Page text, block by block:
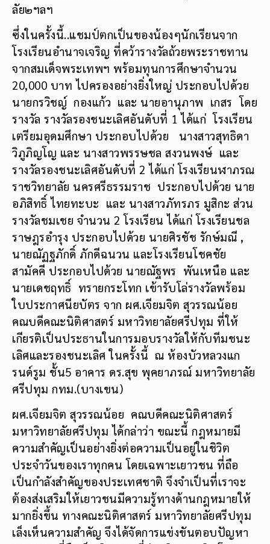
ลัย๒ฯลฯ
ซึ่งในครั้งนี้..แชมป์ตกเป็นของน้องๆนักเรียนจาก
โรงเรียนอำนาจเจริญ ที่คว้ารางวัลถ้วยพระราชทาน
จากสมเด็จพระเทพฯ พร้อมทุนการศึกษาจำนวน
20,000 บาท ไปครองอย่างยิ่งใหญ่ ประกอบไปด้วย
นายกรวิชญ์ กองแก้ว และ นายอานุภาพ เกสร โดย
รางวัล รางวัลรองชนะเลิศอันดับที่ 1 ได้แก่ โรงเรียน
เตรียมอุดมศึกษา ประกอบไปด้วย นางสาวสุทธิดา
วิภูภิญโญ และ นางสาวพรรษชล สงวนพงษ์ และ
รางวัลรองชนะเลิศอันดับที่ 2 ได้แก่ โรงเรียนฬาภรณ
ราชวิทยาลัย นครศรีธรรมราช ประกอบไปด้วย นาย
อภิสิทธิ์ ไทยทะบะ และ นางสาวภัทรภร มูสิกะ ส่วน
รางวัลชมเชย จำนวน 2 โรงเรียน ได้แก่ โรงเรียนชล
ราษฎรอำรุง ประกอบไปด้วย นายศิรชัช รักษ์มณี ,
นายณัฏฐภักดิ์ ภักดีฉนวน และโรงเรียนโชคชัย
สามัคคี ประกอบไปด้วย นายณัฐพร พันเหนือ และ
นายเดชฤทธิ์ ทรายกระโทก เข้ารับโล่รางวัลพร้อม
ใบประกาศนียบัตร จาก ผศ.เจียมจิต สุวรรณน้อย
คณบดีคณะนิติศาสตร์ มหาวิทยาลัยศรีปทุม ที่ให้
เกียรติเป็นประธานในการมอบรางวัลให้กับทีมชนะ
เลิศและรองชนะเลิศ ในครั้งนี้ ณ ห้องบัวหลวงแก
รนด์รูม ชั้น5 อาคาร ดร.สุข พุคยาภรณ์ มหาวิทยาลัย
ศรีปทุม กทม.(บางเขน)
ผศ.เจียมจิต สุวรรณน้อย คณบดีคณะนิติศาสตร์
มหาวิทยาลัยศรีปทุม ได้กล่าว่า ขณะนี้ กฎหมายมี
ความสำคัญเป็นอย่างยิ่งต่อความเป็นอยู่ในชิวิต
ประจำวันของเราทุกคน โดยเฉพาะเยาวชน ที่ถือ
เป็นกำลังสำคัญของประเทศชาติ จึงจำเป็นที่เราจะ
ต้องส่งเสริมให้เยาวชนมีความรู้ทางด้านกฎหมายให้
มากยิ่งขึ้น ทางคณะนิติศาสตร์ มหาวิทยาลัยศรีปทุม
เล็งเห็นความสำคัญ จึงได้จัดการแข่งขันตอบปัญหา